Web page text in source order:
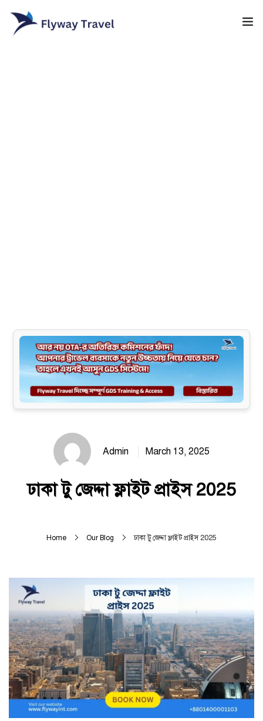
Admin March 13, 2025
ঢাকা টু জেদ্দা ফ্লাইট প্রাইস 2025
Home Our Blog ঢাকা টু জেদ্দা ফ্লাইট প্রাইস 2025